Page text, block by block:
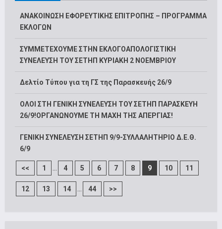
ΑΝΑΚΟΙΝΩΣΗ ΕΦΟΡΕΥΤΙΚΗΣ ΕΠΙΤΡΟΠΗΣ – ΠΡΟΓΡΑΜΜΑ
ΕΚΛΟΓΩΝ
ΣΥΜΜΕΤΕΧΟΥΜΕ ΣΤΗΝ ΕΚΛΟΓΟΑΠΟΛΟΓΙΣΤΙΚΗ
ΣΥΝΕΛΕΥΣΗ ΤΟΥ ΣΕΤΗΠ ΚΥΡΙΑΚΗ 2 ΝΟΕΜΒΡΙΟΥ
Δελτίο Τύπου για τη ΓΣ της Παρασκευής 26/9
ΟΛΟΙ ΣΤΗ ΓΕΝΙΚΗ ΣΥΝΕΛΕΥΣΗ ΤΟΥ ΣΕΤΗΠ ΠΑΡΑΣΚΕΥΗ
26/9!ΟΡΓΑΝΩΝΟΥΜΕ ΤΗ ΜΑΧΗ ΤΗΣ ΑΠΕΡΓΙΑΣ!
ΓΕΝΙΚΗ ΣΥΝΕΛΕΥΣΗ ΣΕΤΗΠ 9/9-ΣΥΛΛΑΛΗΤΗΡΙΟ Δ.Ε.Θ.
6/9
<< 1 ... 4 5 6 7 8 9 10 11
12 13 14 ... 44 >>